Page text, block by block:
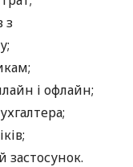
з
і офлайн;
застосунок.